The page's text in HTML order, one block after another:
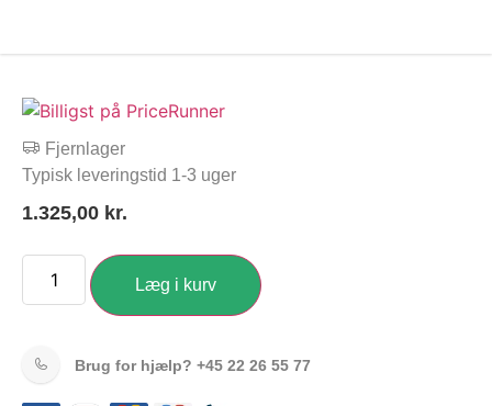
Fjernlager
Typisk leveringstid 1-3 uger
1.325,00 kr.
Læg i kurv
Brug for hjælp? +45 22 26 55 77